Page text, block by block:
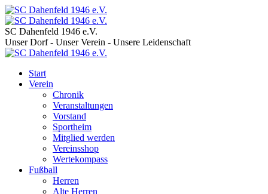
SC Dahenfeld 1946 e.V.
Unser Dorf - Unser Verein - Unsere Leidenschaft
Start
Verein
Chronik
Veranstaltungen
Vorstand
Sportheim
Mitglied werden
Vereinsshop
Wertekompass
Fußball
Herren
Alte Herren